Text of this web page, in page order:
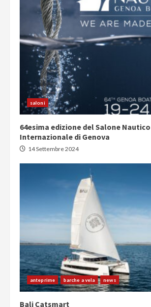
saloni
64esima edizione del Salone Nautico
Internazionale di Genova
14 Settembre 2024
anteprime barche a vela news
Bali Catsmart